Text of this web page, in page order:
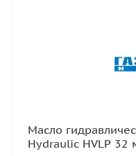
Масло
Hydraulic HVLP 32